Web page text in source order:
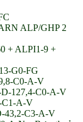
ALP/GHP 2
+ ALPI1-9 +
G0-FG
C0-A-V
D-127,4-C0-A-V
C1-A-V
43,2-C3-A-V